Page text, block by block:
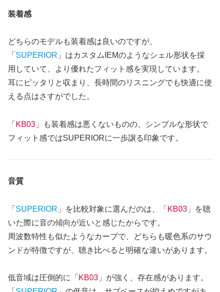
装着感
どちらのモデルも装着感は良いのですが、
「 SUPERIOR 」はカスタムIEMのようなシェル形状を採
用していて、より優れたフィット感を実現しています。
耳にピッタリと収まり、長時間のリスニングでも快適に使
える点はさすがでした。
「 KB03 」も装着感は悪くないものの、シンプルな形状で
フィット感ではSUPERIORに一歩譲る印象です。
音質
「 SUPERIOR 」を比較対象に選んだのは、「 KB03 」を聴
いた際に音の傾向が近いと感じたからです。
周波数特性も似たようなカーブで、どちらも暖色系のサウ
ンドが特徴ですが、聴き比べると明確な違いがあります。
低音域は圧倒的に「 KB03 」が強く、存在感があります。